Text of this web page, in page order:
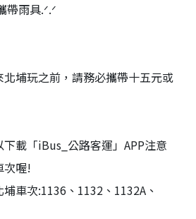
帶雨具.ᐟ‪‪.ᐟ
埔玩之前，請務必攜帶十五元或
載「iBus_公路客運」APP注意
次喔!
車次:1136、1132、1132A、